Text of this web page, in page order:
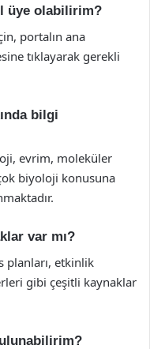
üye olabilirim?
portalın ana
tıklayarak gerekli
bilgi
evrim, moleküler
biyoloji konusuna
var mı?
planları, etkinlik
gibi çeşitli kaynaklar